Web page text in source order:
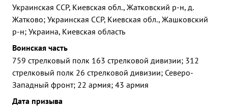
Украинская ССР, Киевская обл., Жатковский р-н, д.
Жатково; Украинская ССР, Киевская обл., Жашковский
р-н; Украина, Киевская область
Воинская часть
759 стрелковый полк 163 стрелковой дивизии; 312
стрелковый полк 26 стрелковой дивизии; Северо-
Западный фронт; 22 армия; 43 армия
Дата призыва